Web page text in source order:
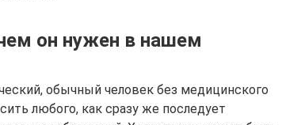
он нужен в нашем
обычный человек без медицинского
любого, как сразу же последует